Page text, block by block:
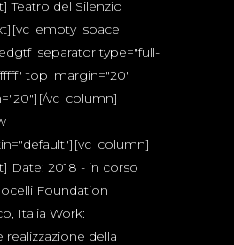
Teatro del Silenzio
type="full-
top_margin="20"
vc_column]
Date: 2018 - in corso
Foundation
Italia Work:
della